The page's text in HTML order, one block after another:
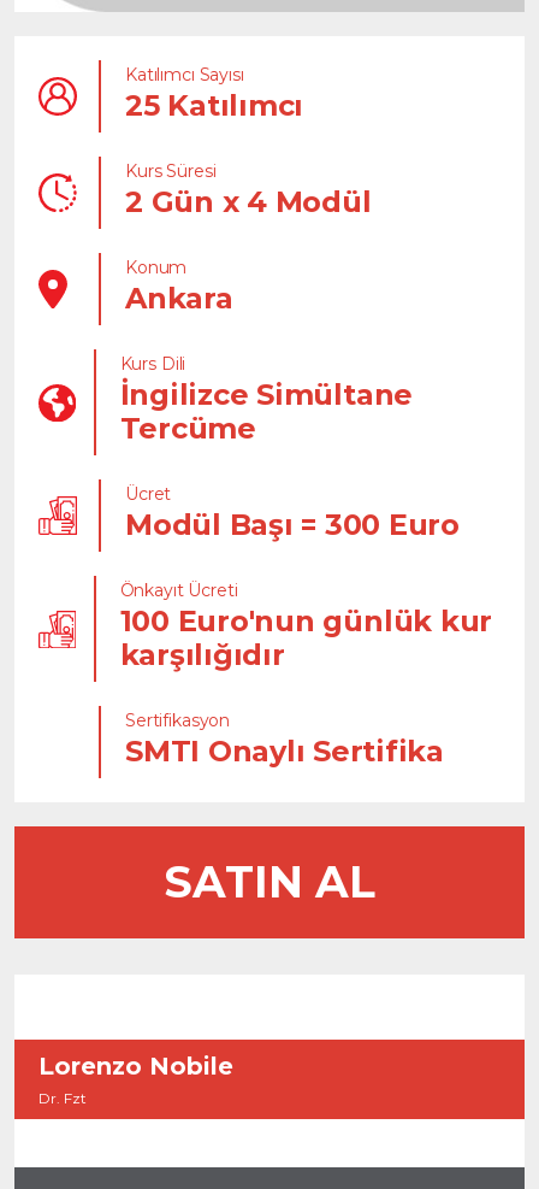
Katılımcı Sayısı
25 Katılımcı
Kurs Süresi
2 Gün x 4 Modül
Konum
Ankara
Kurs Dili
İngilizce Simültane
Tercüme
Ücret
Modül Başı = 300 Euro
Önkayıt Ücreti
100 Euro'nun günlük kur
karşılığıdır
Sertifikasyon
SMTI Onaylı Sertifika
SATIN AL
Lorenzo Nobile
Dr. Fzt